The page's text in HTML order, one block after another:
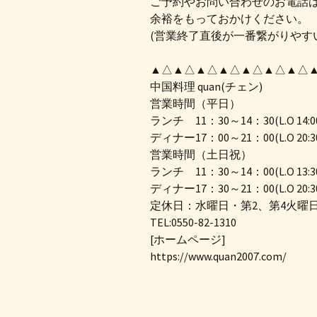
余裕をもっておかけください。
(営業終了直後が一番繋がりやす
中国料理 quan(チェン)
営業時間（平日）
ランチ 11：30～14：30(L.O
ディナー17：00～21：00(L.O
営業時間（土日祝）
ランチ 11：30～14：00(L.O
ディナー17：30～21：00(L.O
定休日：水曜日・第2、第4火曜
TEL:0550-82-1310
[ホームページ]
https://www.quan2007.com/